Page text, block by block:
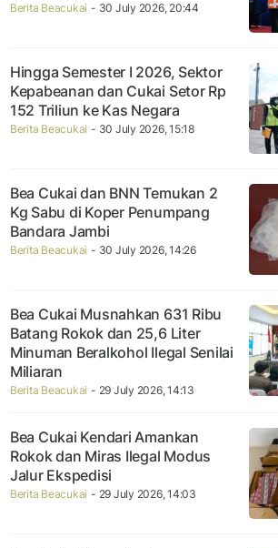
Berita Beacukai - 30 July 2026, 20:44
Hingga Semester I 2026, Sektor
Kepabeanan dan Cukai Setor Rp
152 Triliun ke Kas Negara
Berita Beacukai - 30 July 2026, 15:18
Bea Cukai dan BNN Temukan 2
Kg Sabu di Koper Penumpang
Bandara Jambi
Berita Beacukai - 30 July 2026, 14:26
Bea Cukai Musnahkan 631 Ribu
Batang Rokok dan 25,6 Liter
Minuman Beralkohol Ilegal Senilai
Miliaran
Berita Beacukai - 29 July 2026, 14:13
Bea Cukai Kendari Amankan
Rokok dan Miras Ilegal Modus
Jalur Ekspedisi
Berita Beacukai - 29 July 2026, 14:03